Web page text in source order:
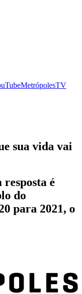
MetrópolesTV
sua vida vai
é
do
para 2021, o